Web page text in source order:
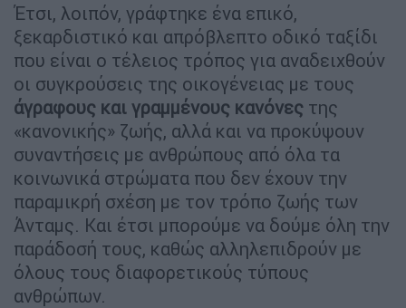
Έτσι, λοιπόν, γράφτηκε ένα επικό,
ξεκαρδιστικό και απρόβλεπτο οδικό ταξίδι
που είναι ο τέλειος τρόπος για αναδειχθούν
οι συγκρούσεις της οικογένειας με τους
άγραφους και γραμμένους κανόνες της
«κανονικής» ζωής, αλλά και να προκύψουν
συναντήσεις με ανθρώπους από όλα τα
κοινωνικά στρώματα που δεν έχουν την
παραμικρή σχέση με τον τρόπο ζωής των
Άνταμς. Και έτσι μπορούμε να δούμε όλη την
παράδοσή τους, καθώς αλληλεπιδρούν με
όλους τους διαφορετικούς τύπους
ανθρώπων.